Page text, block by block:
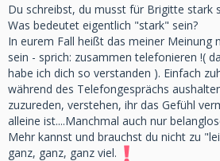
Du schreibst, du musst für Brigitte stark
Was bedeutet eigentlich "stark" sein?
In eurem Fall heißt das meiner Meinung
sein - sprich: zusammen telefonieren !(
habe ich dich so verstanden ). Einfach
während des Telefongesprächs
zuzureden, verstehen, ihr das Gefühl
alleine ist....Manchmal auch nur
Mehr kannst und brauchst du nicht zu
ganz, ganz, ganz viel.